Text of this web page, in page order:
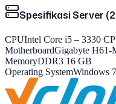
Spesifikasi Server
CPUIntel Core i5 – 3330
MotherboardGigabyte H61-
MemoryDDR3 16 GB
Operating SystemWindows